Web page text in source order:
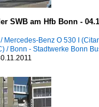
SWB am Hfb Bonn -
Mercedes-Benz O 530 I
/ Bonn - Stadtwerke Bonn